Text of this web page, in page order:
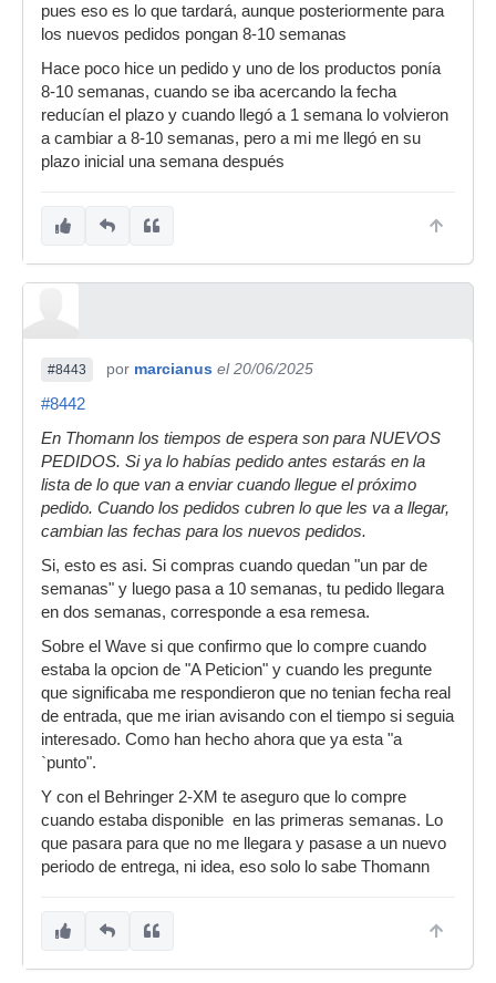
pues eso es lo que tardará, aunque posteriormente para
los nuevos pedidos pongan 8-10 semanas
Hace poco hice un pedido y uno de los productos ponía
8-10 semanas, cuando se iba acercando la fecha
reducían el plazo y cuando llegó a 1 semana lo volvieron
a cambiar a 8-10 semanas, pero a mi me llegó en su
plazo inicial una semana después
#8443 por marcianus el 20/06/2025
#8442
En Thomann los tiempos de espera son para NUEVOS
PEDIDOS. Si ya lo habías pedido antes estarás en la
lista de lo que van a enviar cuando llegue el próximo
pedido. Cuando los pedidos cubren lo que les va a llegar,
cambian las fechas para los nuevos pedidos.
Si, esto es asi. Si compras cuando quedan "un par de
semanas" y luego pasa a 10 semanas, tu pedido llegara
en dos semanas, corresponde a esa remesa.
Sobre el Wave si que confirmo que lo compre cuando
estaba la opcion de "A Peticion" y cuando les pregunte
que significaba me respondieron que no tenian fecha real
de entrada, que me irian avisando con el tiempo si seguia
interesado. Como han hecho ahora que ya esta "a
`punto".
Y con el Behringer 2-XM te aseguro que lo compre
cuando estaba disponible en las primeras semanas. Lo
que pasara para que no me llegara y pasase a un nuevo
periodo de entrega, ni idea, eso solo lo sabe Thomann